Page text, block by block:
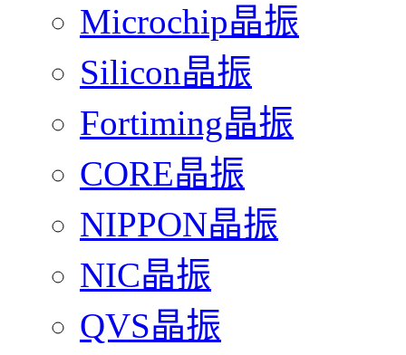
Microchip晶振
Silicon晶振
Fortiming晶振
CORE晶振
NIPPON晶振
NIC晶振
QVS晶振